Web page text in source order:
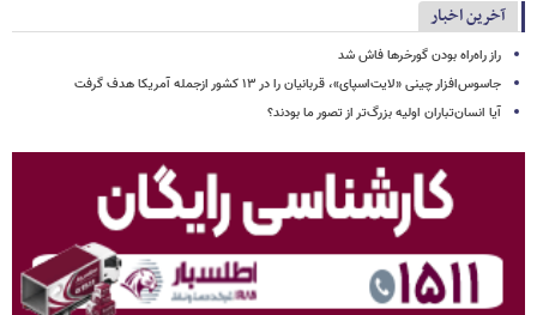
آخرین اخبار
راز راه‌راه بودن گورخرها فاش شد
جاسوس‌افزار چینی «لایت‌اسپای»، قربانیان را در ۱۳ کشور ازجمله آمریکا هدف گرفت
آیا انسان‌تباران اولیه بزرگ‌تر از تصور ما بودند؟